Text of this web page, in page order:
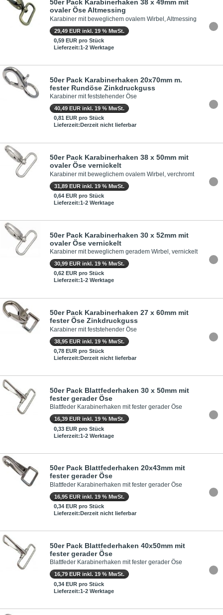
50er Pack Karabinerhaken 38 x 49mm mit
ovaler Öse Altmessing
Karabiner mit beweglichem ovalem Wirbel, Altmessing
29,49 EUR inkl. 19 % MwSt.
0,59 EUR pro Stück
Lieferzeit:1-2 Werktage
50er Pack Karabinerhaken 20x70mm m.
fester Rundöse Zinkdruckguss
Karabiner mit feststehender Öse
40,49 EUR inkl. 19 % MwSt.
0,81 EUR pro Stück
Lieferzeit:Derzeit nicht lieferbar
50er Pack Karabinerhaken 38 x 50mm mit
ovaler Öse vernickelt
Karabiner mit beweglichem ovalem Wirbel, verchromt
31,89 EUR inkl. 19 % MwSt.
0,64 EUR pro Stück
Lieferzeit:1-2 Werktage
50er Pack Karabinerhaken 30 x 52mm mit
ovaler Öse vernickelt
Karabiner mit beweglichem geradem Wirbel, vernickelt
30,99 EUR inkl. 19 % MwSt.
0,62 EUR pro Stück
Lieferzeit:1-2 Werktage
50er Pack Karabinerhaken 27 x 60mm mit
fester Öse Zinkdruckguss
Karabiner mit feststehender Öse
38,95 EUR inkl. 19 % MwSt.
0,78 EUR pro Stück
Lieferzeit:Derzeit nicht lieferbar
50er Pack Blattfederhaken 30 x 50mm mit
fester gerader Öse
Blattfeder Karabinerhaken mit fester gerader Öse
16,39 EUR inkl. 19 % MwSt.
0,33 EUR pro Stück
Lieferzeit:1-2 Werktage
50er Pack Blattfederhaken 20x43mm mit
fester gerader Öse
Blattfeder Karabinerhaken mit fester gerader Öse
16,95 EUR inkl. 19 % MwSt.
0,34 EUR pro Stück
Lieferzeit:Derzeit nicht lieferbar
50er Pack Blattfederhaken 40x50mm mit
fester gerader Öse
Blattfeder Karabinerhaken mit fester gerader Öse
16,79 EUR inkl. 19 % MwSt.
0,34 EUR pro Stück
Lieferzeit:1-2 Werktage